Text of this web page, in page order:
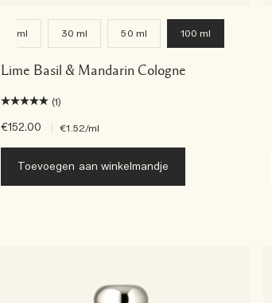
9 ml 30 ml 50 ml 100 ml
Lime Basil & Mandarin Cologne
(1)
€152.00 €1.52/ml
Toevoegen aan winkelmandje